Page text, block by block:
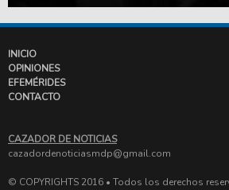
INICIO
OPINIONES
EFEMÉRIDES
CONTACTO
CAZADOR DE NOTICIAS
cazadordenoticiasmdp@gmail.com
© COPYRIGHTS 2016 • Todos los derechos